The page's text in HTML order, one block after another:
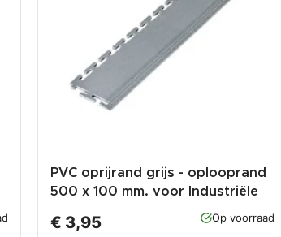
PVC oprijrand grijs - oplooprand
500 x 100 mm. voor Industriële
€ 3,95 Op voorraad